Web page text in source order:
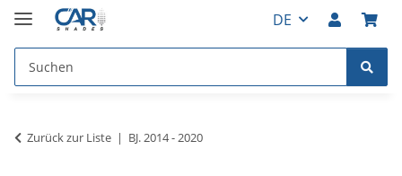
DE
Zurück zur Liste BJ. 2014 - 2020